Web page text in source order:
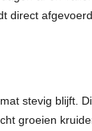
direct afgevoerd.
stevig blijft.
groeien